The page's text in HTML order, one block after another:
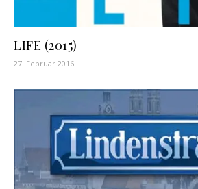
LIFE (2015)
27. Februar 2016